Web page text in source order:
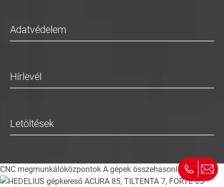
Adatvédelem
Hírlevél
Letöltések
CNC megmunkálóközpontok A gépek összehasonlítása